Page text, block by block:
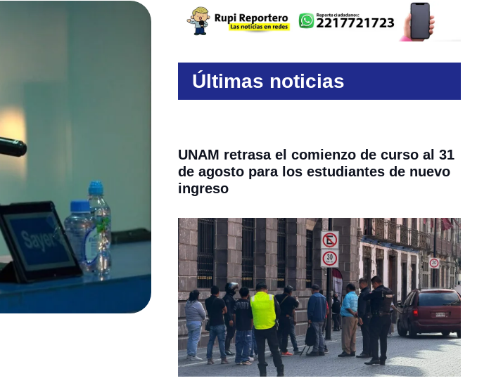
Últimas noticias
UNAM retrasa el comienzo de curso al 31
de agosto para los estudiantes de nuevo
ingreso